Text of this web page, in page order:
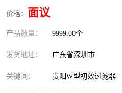
价格： 面议
产品数量： 9999.00个
发货地址： 广东省深圳市
关键词： 贵阳W型初效过滤器